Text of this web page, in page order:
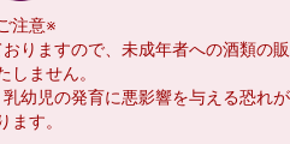
注意※
りますので、未成年者への酒類の販
しません。
幼児の発育に悪影響を与える恐れが
ます。